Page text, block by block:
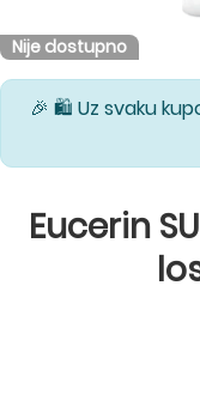
Nije dostupno
🎉 🛍️ Uz svaku
Eucerin